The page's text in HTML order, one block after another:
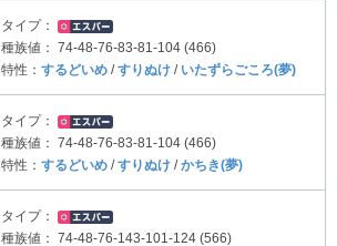
タイプ：
種族値：
74-48-76-83-81-104 (466)
特性： するどいめ /すりぬけ / いたずらごころ(夢)
タイプ：
種族値：
74-48-76-83-81-104 (466)
特性： するどいめ /すりぬけ /かちき(夢)
タイプ：
種族値：
74-48-76-143-101-124 (566)